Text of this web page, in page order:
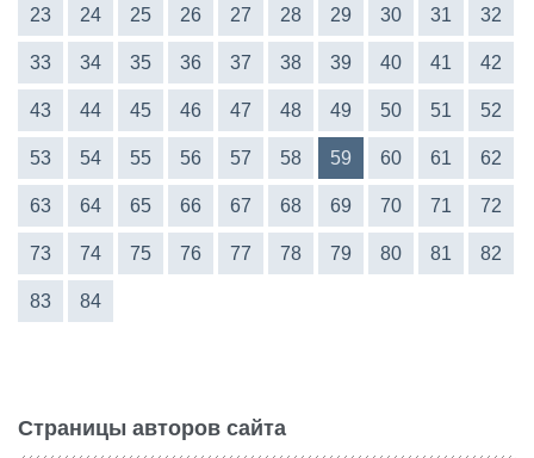
23 24 25 26 27 28 29 30 31 32
33 34 35 36 37 38 39 40 41 42
43 44 45 46 47 48 49 50 51 52
53 54 55 56 57 58 59 60 61 62
63 64 65 66 67 68 69 70 71 72
73 74 75 76 77 78 79 80 81 82
83 84
Страницы авторов сайта